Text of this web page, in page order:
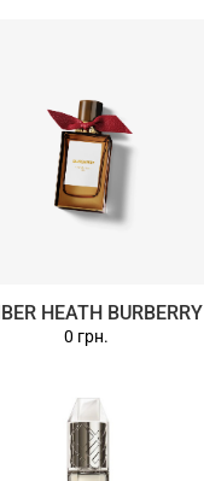
HEATH BURBERRY
0 грн.